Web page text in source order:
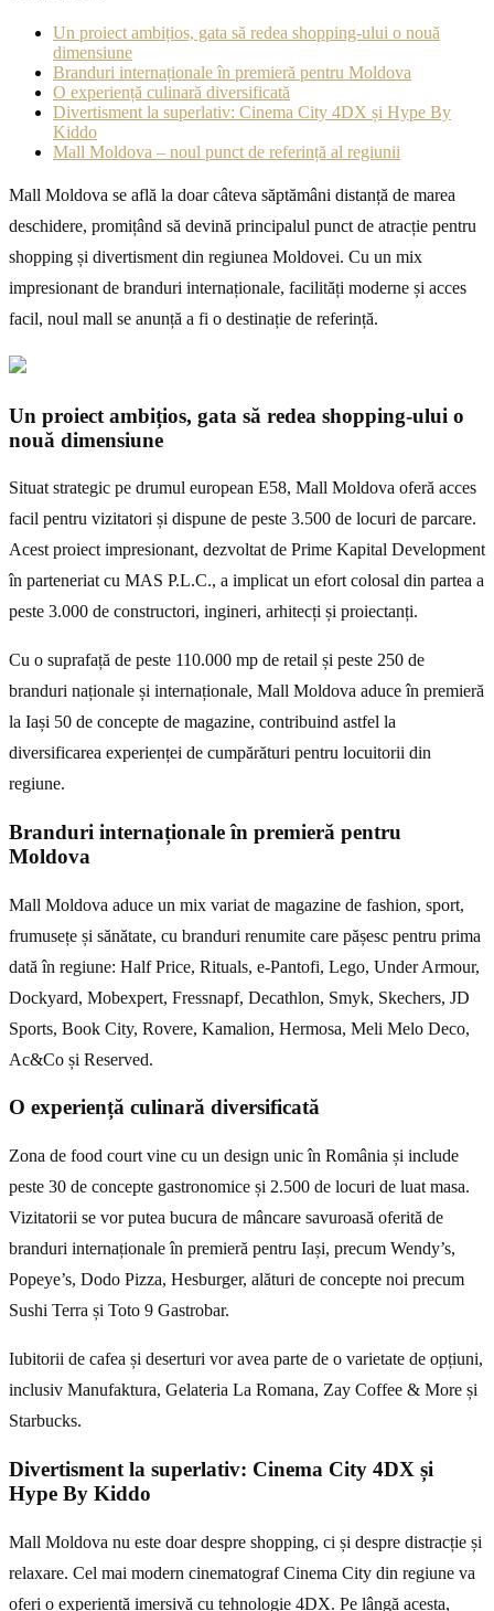
Un proiect ambițios, gata să redea shopping-ului o nouă
dimensiune
Branduri internaționale în premieră pentru Moldova
O experiență culinară diversificată
Divertisment la superlativ: Cinema City 4DX și Hype By
Kiddo
Mall Moldova – noul punct de referință al regiunii
Mall Moldova se află la doar câteva săptămâni distanță de marea
deschidere, promițând să devină principalul punct de atracție pentru
shopping și divertisment din regiunea Moldovei. Cu un mix
impresionant de branduri internaționale, facilități moderne și acces
facil, noul mall se anunță a fi o destinație de referință.
Un proiect ambițios, gata să redea shopping-ului o
nouă dimensiune
Situat strategic pe drumul european E58, Mall Moldova oferă acces
facil pentru vizitatori și dispune de peste 3.500 de locuri de parcare.
Acest proiect impresionant, dezvoltat de Prime Kapital Development
în parteneriat cu MAS P.L.C., a implicat un efort colosal din partea a
peste 3.000 de constructori, ingineri, arhitecți și proiectanți.
Cu o suprafață de peste 110.000 mp de retail și peste 250 de
branduri naționale și internaționale, Mall Moldova aduce în premieră
la Iași 50 de concepte de magazine, contribuind astfel la
diversificarea experienței de cumpărături pentru locuitorii din
regiune.
Branduri internaționale în premieră pentru
Moldova
Mall Moldova aduce un mix variat de magazine de fashion, sport,
frumusețe și sănătate, cu branduri renumite care pășesc pentru prima
dată în regiune: Half Price, Rituals, e-Pantofi, Lego, Under Armour,
Dockyard, Mobexpert, Fressnapf, Decathlon, Smyk, Skechers, JD
Sports, Book City, Rovere, Kamalion, Hermosa, Meli Melo Deco,
Ac&Co și Reserved.
O experiență culinară diversificată
Zona de food court vine cu un design unic în România și include
peste 30 de concepte gastronomice și 2.500 de locuri de luat masa.
Vizitatorii se vor putea bucura de mâncare savuroasă oferită de
branduri internaționale în premieră pentru Iași, precum Wendy’s,
Popeye’s, Dodo Pizza, Hesburger, alături de concepte noi precum
Sushi Terra și Toto 9 Gastrobar.
Iubitorii de cafea și deserturi vor avea parte de o varietate de opțiuni,
inclusiv Manufaktura, Gelateria La Romana, Zay Coffee & More și
Starbucks.
Divertisment la superlativ: Cinema City 4DX și
Hype By Kiddo
Mall Moldova nu este doar despre shopping, ci și despre distracție și
relaxare. Cel mai modern cinematograf Cinema City din regiune va
oferi o experiență imersivă cu tehnologie 4DX. Pe lângă acesta,